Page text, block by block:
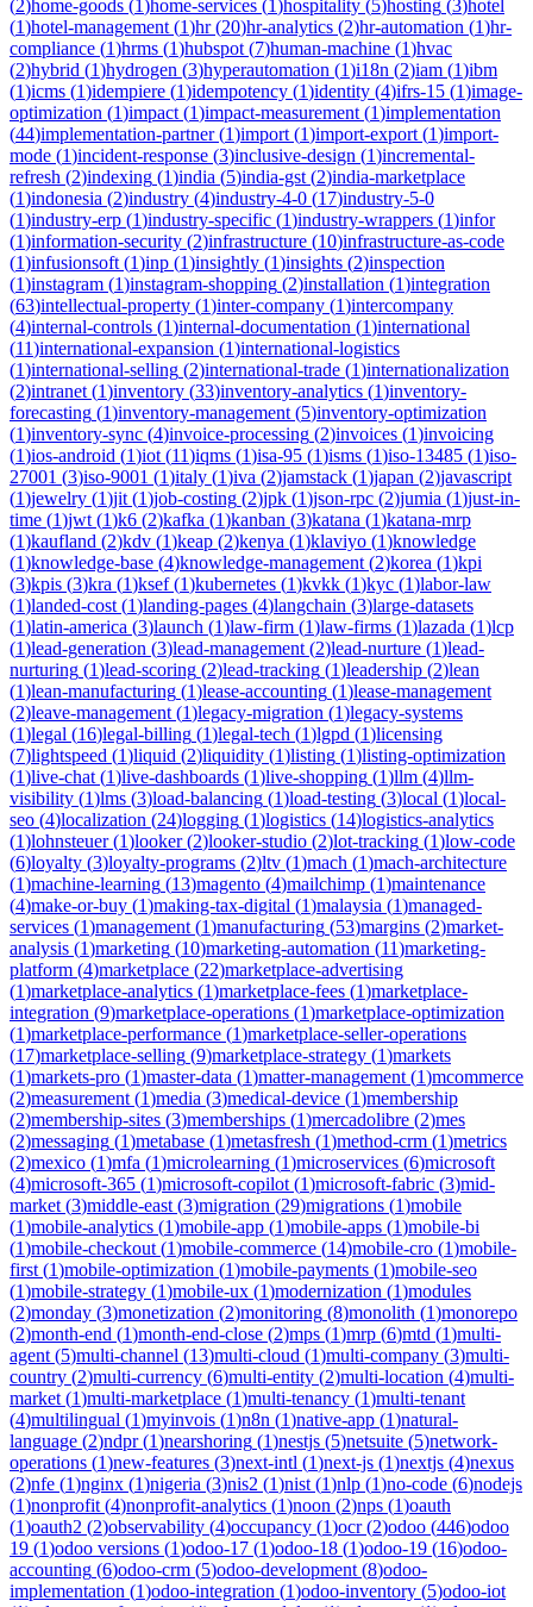
(2)home-goods (1)home-services (1)hospitality (5)hosting (3)hotel
(1)hotel-management (1)hr(20)hr-analytics (2)hr-automation (1)hr-
compliance (1)hrms (1)hubspot (7)human-machine (1)hvac
(2)hybrid (1)hydrogen (3)hyperautomation (1)i18n (2)iam (1)ibm
(1)icms (1)idempiere (1)idempotency (1)identity (4)ifrs-15 (1)image-
optimization (1)impact (1)impact-measurement (1)implementation
(44)implementation-partner(1)import (1)import-export (1)import-
mode (1)incident-response (3)inclusive-design (1)incremental-
refresh (2)indexing (1)india (5)india-gst (2)india-marketplace
(1)indonesia (2)industry (4)industry-4-0 (17)industry-5-0
(1)industry-erp (1)industry-specific (1)industry-wrappers (1)infor
(1)information-security (2)infrastructure (10)infrastructure-as-code
(1)infusionsoft (1)inp (1)insightly (1)insights (2)inspection
(1)instagram (1)instagram-shopping (2)installation (1)integration
(63)intellectual-property (1)inter-company (1)intercompany
(4)internal-controls (1)internal-documentation (1)international
(11)international-expansion (1)international-logistics
(1)international-selling (2)international-trade (1)internationalization
(2)intranet (1)inventory (33)inventory-analytics (1)inventory-
forecasting (1)inventory-management (5)inventory-optimization
(1)inventory-sync (4)invoice-processing (2)invoices (1)invoicing
(1)ios-android (1)iot (11)iqms (1)isa-95 (1)isms (1)iso-13485 (1)iso-
27001 (3)iso-9001 (1)italy (1)iva (2)jamstack (1)japan (2)javascript
(1)jewelry (1)jit (1)job-costing (2)jpk (1)json-rpc (2)jumia (1)just-in-
time (1)jwt (1)k6 (2)kafka (1)kanban (3)katana (1)katana-mrp
(1)kaufland (2)kdv (1)keap (2)kenya (1)klaviyo (1)knowledge
(1)knowledge-base (4)knowledge-management (2)korea (1)kpi
(3)kpis (3)kra (1)ksef(1)kubernetes (1)kvkk (1)kyc (1)labor-law
(1)landed-cost (1)landing-pages (4)langchain (3)large-datasets
(1)latin-america (3)launch (1)law-firm (1)law-firms (1)lazada (1)lcp
(1)lead-generation (3)lead-management (2)lead-nurture (1)lead-
nurturing (1)lead-scoring (2)lead-tracking (1)leadership (2)lean
(1)lean-manufacturing (1)lease-accounting (1)lease-management
(2)leave-management (1)legacy-migration (1)legacy-systems
(1)legal (16)legal-billing (1)legal-tech (1)lgpd (1)licensing
(7)lightspeed (1)liquid (2)liquidity (1)listing (1)listing-optimization
(1)live-chat (1)live-dashboards (1)live-shopping (1)llm (4)llm-
visibility (1)lms (3)load-balancing (1)load-testing (3)local (1)local-
seo (4)localization (24)logging (1)logistics (14)logistics-analytics
(1)lohnsteuer(1)looker(2)looker-studio (2)lot-tracking (1)low-code
(6)loyalty (3)loyalty-programs (2)ltv (1)mach (1)mach-architecture
(1)machine-learning (13)magento (4)mailchimp (1)maintenance
(4)make-or-buy (1)making-tax-digital (1)malaysia (1)managed-
services (1)management (1)manufacturing (53)margins (2)market-
analysis (1)marketing (10)marketing-automation (11)marketing-
platform (4)marketplace (22)marketplace-advertising
(1)marketplace-analytics (1)marketplace-fees (1)marketplace-
integration (9)marketplace-operations (1)marketplace-optimization
(1)marketplace-performance (1)marketplace-seller-operations
(17)marketplace-selling (9)marketplace-strategy (1)markets
(1)markets-pro (1)master-data (1)matter-management (1)mcommerce
(2)measurement (1)media (3)medical-device (1)membership
(2)membership-sites (3)memberships (1)mercadolibre (2)mes
(2)messaging (1)metabase (1)metasfresh (1)method-crm (1)metrics
(2)mexico (1)mfa (1)microlearning (1)microservices (6)microsoft
(4)microsoft-365 (1)microsoft-copilot (1)microsoft-fabric (3)mid-
market (3)middle-east (3)migration (29)migrations (1)mobile
(1)mobile-analytics (1)mobile-app (1)mobile-apps (1)mobile-bi
(1)mobile-checkout (1)mobile-commerce (14)mobile-cro (1)mobile-
first (1)mobile-optimization (1)mobile-payments (1)mobile-seo
(1)mobile-strategy (1)mobile-ux (1)modernization (1)modules
(2)monday (3)monetization (2)monitoring (8)monolith (1)monorepo
(2)month-end (1)month-end-close (2)mps (1)mrp (6)mtd (1)multi-
agent (5)multi-channel (13)multi-cloud (1)multi-company (3)multi-
country (2)multi-currency (6)multi-entity (2)multi-location (4)multi-
market (1)multi-marketplace (1)multi-tenancy (1)multi-tenant
(4)multilingual (1)myinvois (1)n8n (1)native-app (1)natural-
language (2)ndpr(1)nearshoring (1)nestjs (5)netsuite (5)network-
operations (1)new-features (3)next-intl (1)next-js (1)nextjs (4)nexus
(2)nfe (1)nginx (1)nigeria (3)nis2 (1)nist (1)nlp (1)no-code (6)nodejs
(1)nonprofit (4)nonprofit-analytics (1)noon (2)nps (1)oauth
(1)oauth2 (2)observability (4)occupancy (1)ocr(2)odoo (446)odoo
19 (1)odoo versions (1)odoo-17 (1)odoo-18 (1)odoo-19 (16)odoo-
accounting (6)odoo-crm (5)odoo-development (8)odoo-
implementation (1)odoo-integration (1)odoo-inventory (5)odoo-iot